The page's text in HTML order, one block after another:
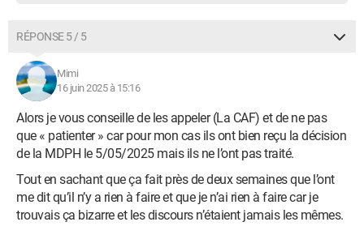
RÉPONSE 5 / 5
Mimi
16 juin 2025 à 15:16
Alors je vous conseille de les appeler (La CAF) et de ne pas
que « patienter » car pour mon cas ils ont bien reçu la décision
de la MDPH le 5/05/2025 mais ils ne l’ont pas traité.
Tout en sachant que ça fait près de deux semaines que l’ont
me dit qu’il n’y a rien à faire et que je n’ai rien à faire car je
trouvais ça bizarre et les discours n’étaient jamais les mêmes.